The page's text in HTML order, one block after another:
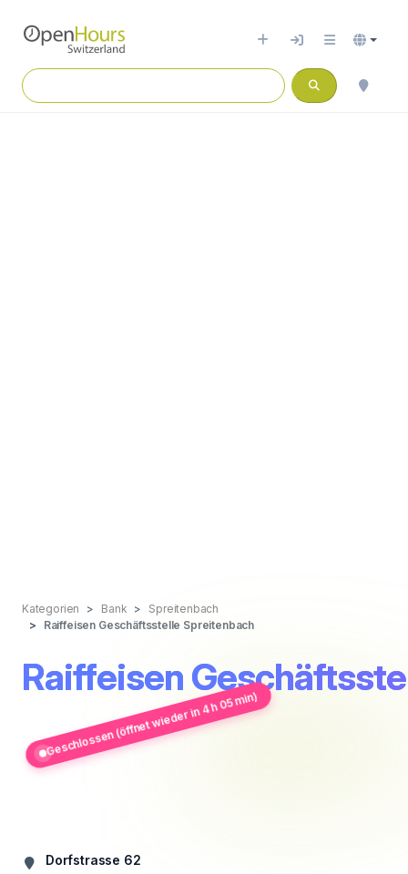
Kategorien Bank
Spreitenbach
Raiffeisen Geschäftsstelle Spreitenbach
Raiffeisen
Geschlossen (öffnet wieder in 4 h 05 min)
Dorfstrasse 62